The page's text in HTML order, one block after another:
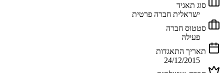
סוג תאגיד
ישראלית חברה פרטית
סטטוס חברה
פעילה
תאריך התאגדות
24/12/2015